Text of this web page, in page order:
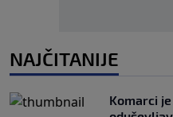
NAJČITANIJE
Komarci